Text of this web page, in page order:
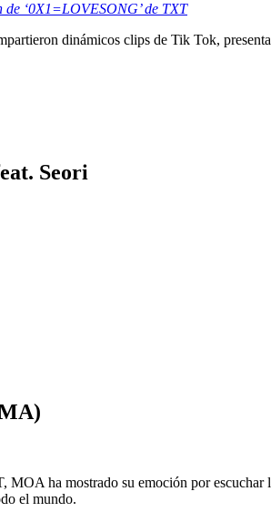
‘0X1=LOVESONG’ de TXT
dinámicos clips de Tik Tok,
Seori
ha mostrado su emoción por
el mundo.